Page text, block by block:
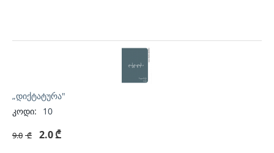
„დიქტატურა"
კოდი:
10
9.0 ₾ 2.0₾